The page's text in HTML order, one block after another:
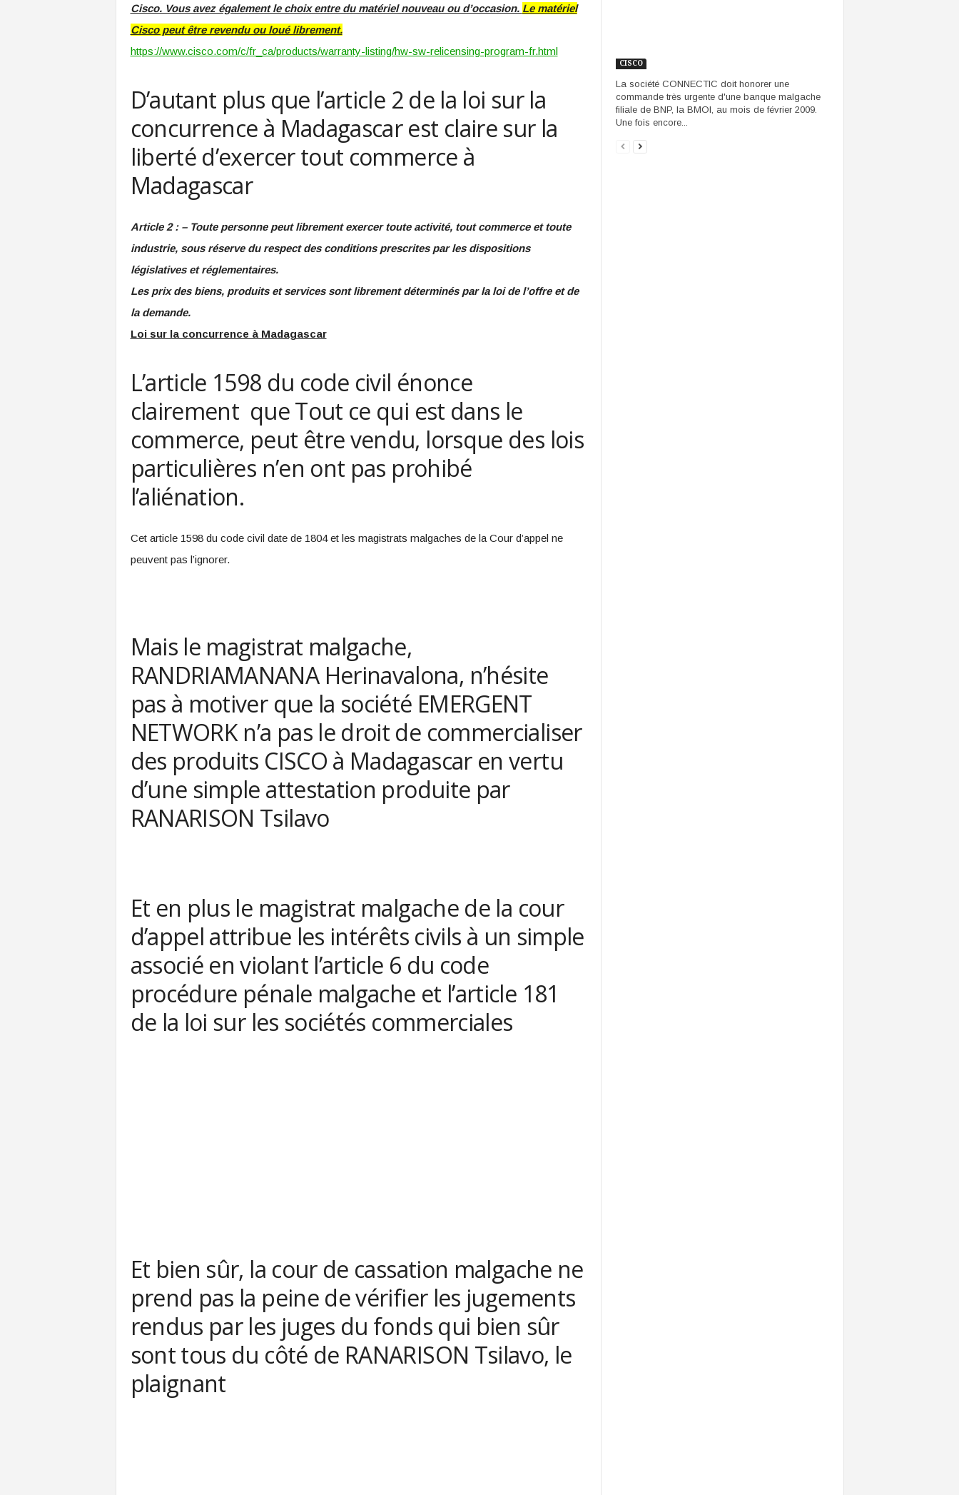
Cisco. Vous avez également le choix entre du matériel nouveau ou d’occasion. Le matériel
Cisco peut être revendu ou loué librement.
https://www.cisco.com/c/fr_ca/products/warranty-listing/hw-sw-relicensing-program-fr.html
D’autant plus que l’article 2 de la loi sur la
concurrence à Madagascar est claire sur la
liberté d’exercer tout commerce à
Madagascar
Article 2 : – Toute personne peut librement exercer toute activité, tout commerce et toute
industrie, sous réserve du respect des conditions prescrites par les dispositions
législatives et réglementaires.
Les prix des biens, produits et services sont librement déterminés par la loi de l’offre et de
la demande.
Loi sur la concurrence à Madagascar
L’article 1598 du code civil énonce
clairement que Tout ce qui est dans le
commerce, peut être vendu, lorsque des lois
particulières n’en ont pas prohibé
l’aliénation.
Cet article 1598 du code civil date de 1804 et les magistrats malgaches de la Cour d’appel ne
peuvent pas l’ignorer.
Mais le magistrat malgache,
RANDRIAMANANA Herinavalona, n’hésite
pas à motiver que la société EMERGENT
NETWORK n’a pas le droit de commercialiser
des produits CISCO à Madagascar en vertu
d’une simple attestation produite par
RANARISON Tsilavo
Et en plus le magistrat malgache de la cour
d’appel attribue les intérêts civils à un simple
associé en violant l’article 6 du code
procédure pénale malgache et l’article 181
de la loi sur les sociétés commerciales
Et bien sûr, la cour de cassation malgache ne
prend pas la peine de vérifier les jugements
rendus par les juges du fonds qui bien sûr
sont tous du côté de RANARISON Tsilavo, le
plaignant
CISCO
La société CONNECTIC doit honorer une
commande très urgente d'une banque malgache
filiale de BNP, la BMOI, au mois de février 2009.
Une fois encore...